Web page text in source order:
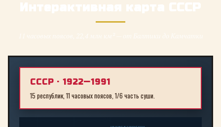
Интерактивная карта СССР
СССР · 1922—1991
15 республик, 11 часовых поясов, 1/6 часть суши.